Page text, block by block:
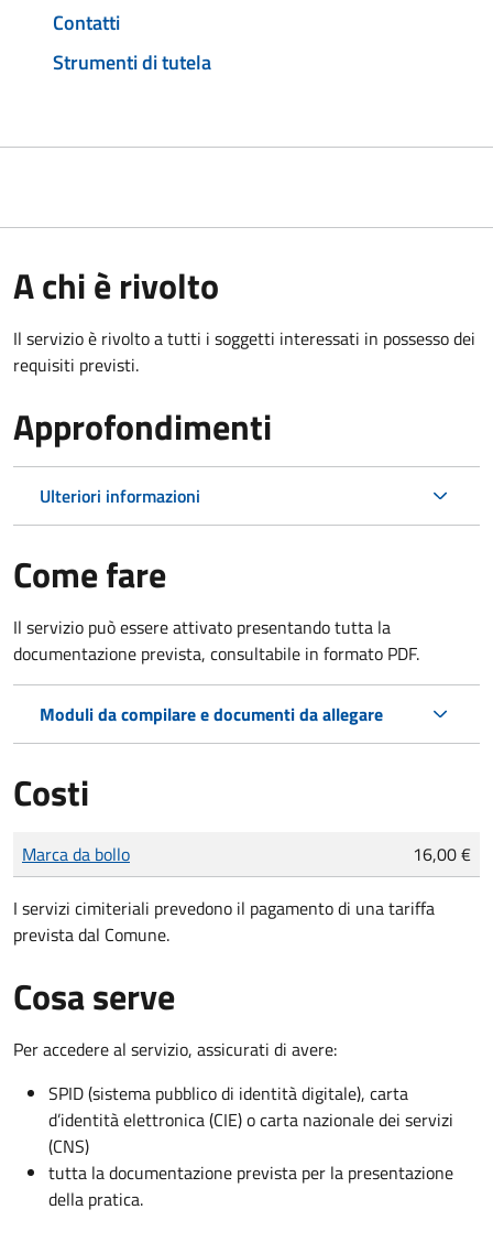
Contatti
Strumenti di tutela
A chi è rivolto
Il servizio è rivolto a tutti i soggetti interessati in possesso dei
requisiti previsti.
Approfondimenti
Ulteriori informazioni
Come fare
Il servizio può essere attivato presentando tutta la
documentazione prevista, consultabile in formato PDF.
Moduli da compilare e documenti da allegare
Costi
Tipo di pagamento
Importo
Marca da bollo 16,00 €
I servizi cimiteriali prevedono il pagamento di una tariffa
prevista dal Comune.
Cosa serve
Per accedere al servizio, assicurati di avere:
SPID (sistema pubblico di identità digitale), carta
d’identità elettronica (CIE) o carta nazionale dei servizi
(CNS)
tutta la documentazione prevista per la presentazione
della pratica.